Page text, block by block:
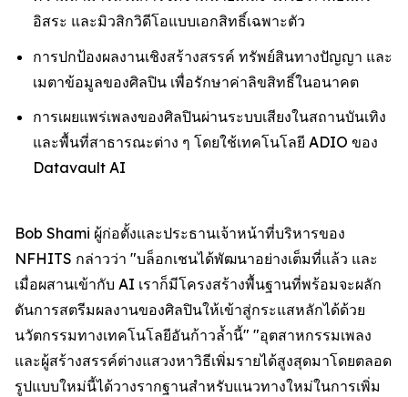
อิสระ และมิวสิกวิดีโอแบบเอกสิทธิ์เฉพาะตัว
การปกป้องผลงานเชิงสร้างสรรค์ ทรัพย์สินทางปัญญา และ
เมตาข้อมูลของศิลปิน เพื่อรักษาค่าลิขสิทธิ์ในอนาคต
การเผยแพร่เพลงของศิลปินผ่านระบบเสียงในสถานบันเทิง
และพื้นที่สาธารณะต่าง ๆ โดยใช้เทคโนโลยี ADIO ของ
Datavault AI
Bob Shami ผู้ก่อตั้งและประธานเจ้าหน้าที่บริหารของ
NFHITS กล่าวว่า "บล็อกเชนได้พัฒนาอย่างเต็มที่แล้ว และ
เมื่อผสานเข้ากับ AI เราก็มีโครงสร้างพื้นฐานที่พร้อมจะผลัก
ดันการสตรีมผลงานของศิลปินให้เข้าสู่กระแสหลักได้ด้วย
นวัตกรรมทางเทคโนโลยีอันก้าวล้ำนี้" "อุตสาหกรรมเพลง
และผู้สร้างสรรค์ต่างแสวงหาวิธีเพิ่มรายได้สูงสุดมาโดยตลอด
รูปแบบใหม่นี้ได้วางรากฐานสำหรับแนวทางใหม่ในการเพิ่ม